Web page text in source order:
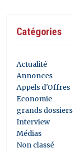
Catégories
Actualité
Annonces
Appels d'Offres
Economie
grands dossiers
Interview
Médias
Non classé